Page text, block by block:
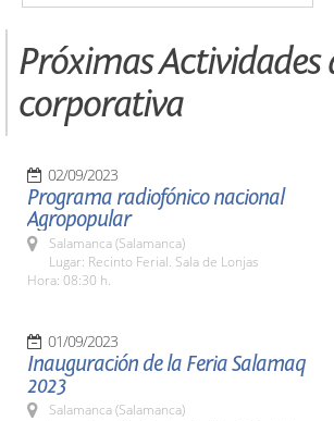
Próximas Actividades
corporativa
02/09/2023
Programa radiofónico nacional
Agropopular
Salamanca (Salamanca)
Lugar: Recinto Ferial. Sala de Lonjas
Hora: 08:30 h.
01/09/2023
Inauguración de la Feria Salamaq
2023
Salamanca (Salamanca)